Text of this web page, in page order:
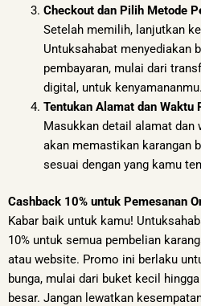
Checkout dan Pilih Metode
Setelah memilih, lanjutkan
Untuksahabat menyediakan
pembayaran, mulai dari
digital, untuk kenyamananmu.
Tentukan Alamat dan Waktu
Masukkan detail alamat dan
akan memastikan karangan
sesuai dengan yang kamu
Cashback 10% untuk Pemesanan
Kabar baik untuk kamu!
10% untuk semua pembelian
atau website. Promo ini berlaku
bunga, mulai dari buket kecil
besar. Jangan lewatkan